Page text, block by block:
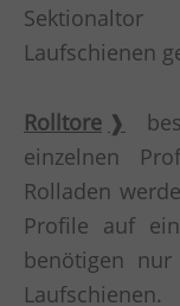
Laufschienen
Rolltore
einzelnen
Rolladen
Profile auf
benötigen nur